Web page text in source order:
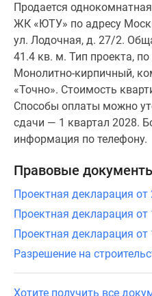
Продается
ЖК «ЮТУ» по адресу
ул. Лодочная, д. 27/2.
41.4 кв. м. Тип проекта,
Монолитно-кирпичный,
«Точно». Стоимость
Способы оплаты можно
сдачи — 1 квартал 2028.
информация по телефону.
Правовые
Проектная декларация от
Проектная декларация от
Проектная декларация от
Разрешение на
Хотите получить все